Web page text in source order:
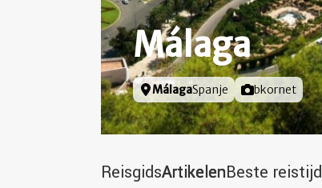
Málaga
Locatie
MálagaSpanje Foto door
bkornet
ReisgidsArtikelenBeste reistijd